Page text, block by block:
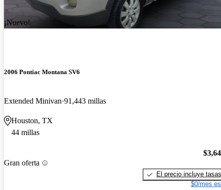
¡Nuevo!
2006 Pontiac Montana SV6
Extended Minivan 91,443 millas
Houston, TX
44 millas
Gran oferta
El precio incluye tasas
$0/mes